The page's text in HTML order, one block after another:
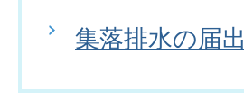
集落排水の届